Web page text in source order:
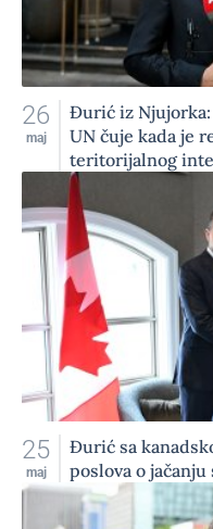
26
maj
Đurić iz Njujorka:
UN čuje kada je
teritorijalnog
25
maj
Đurić sa
poslova o